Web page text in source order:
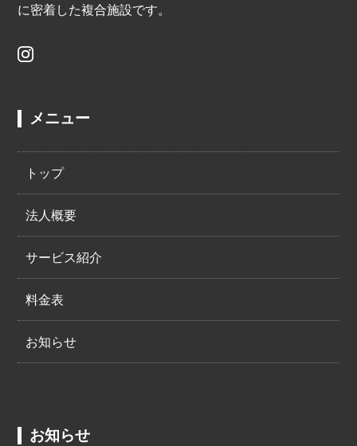
に密着した複合施設です。
メニュー
トップ
法人概要
サービス紹介
料金表
お知らせ
お知らせ